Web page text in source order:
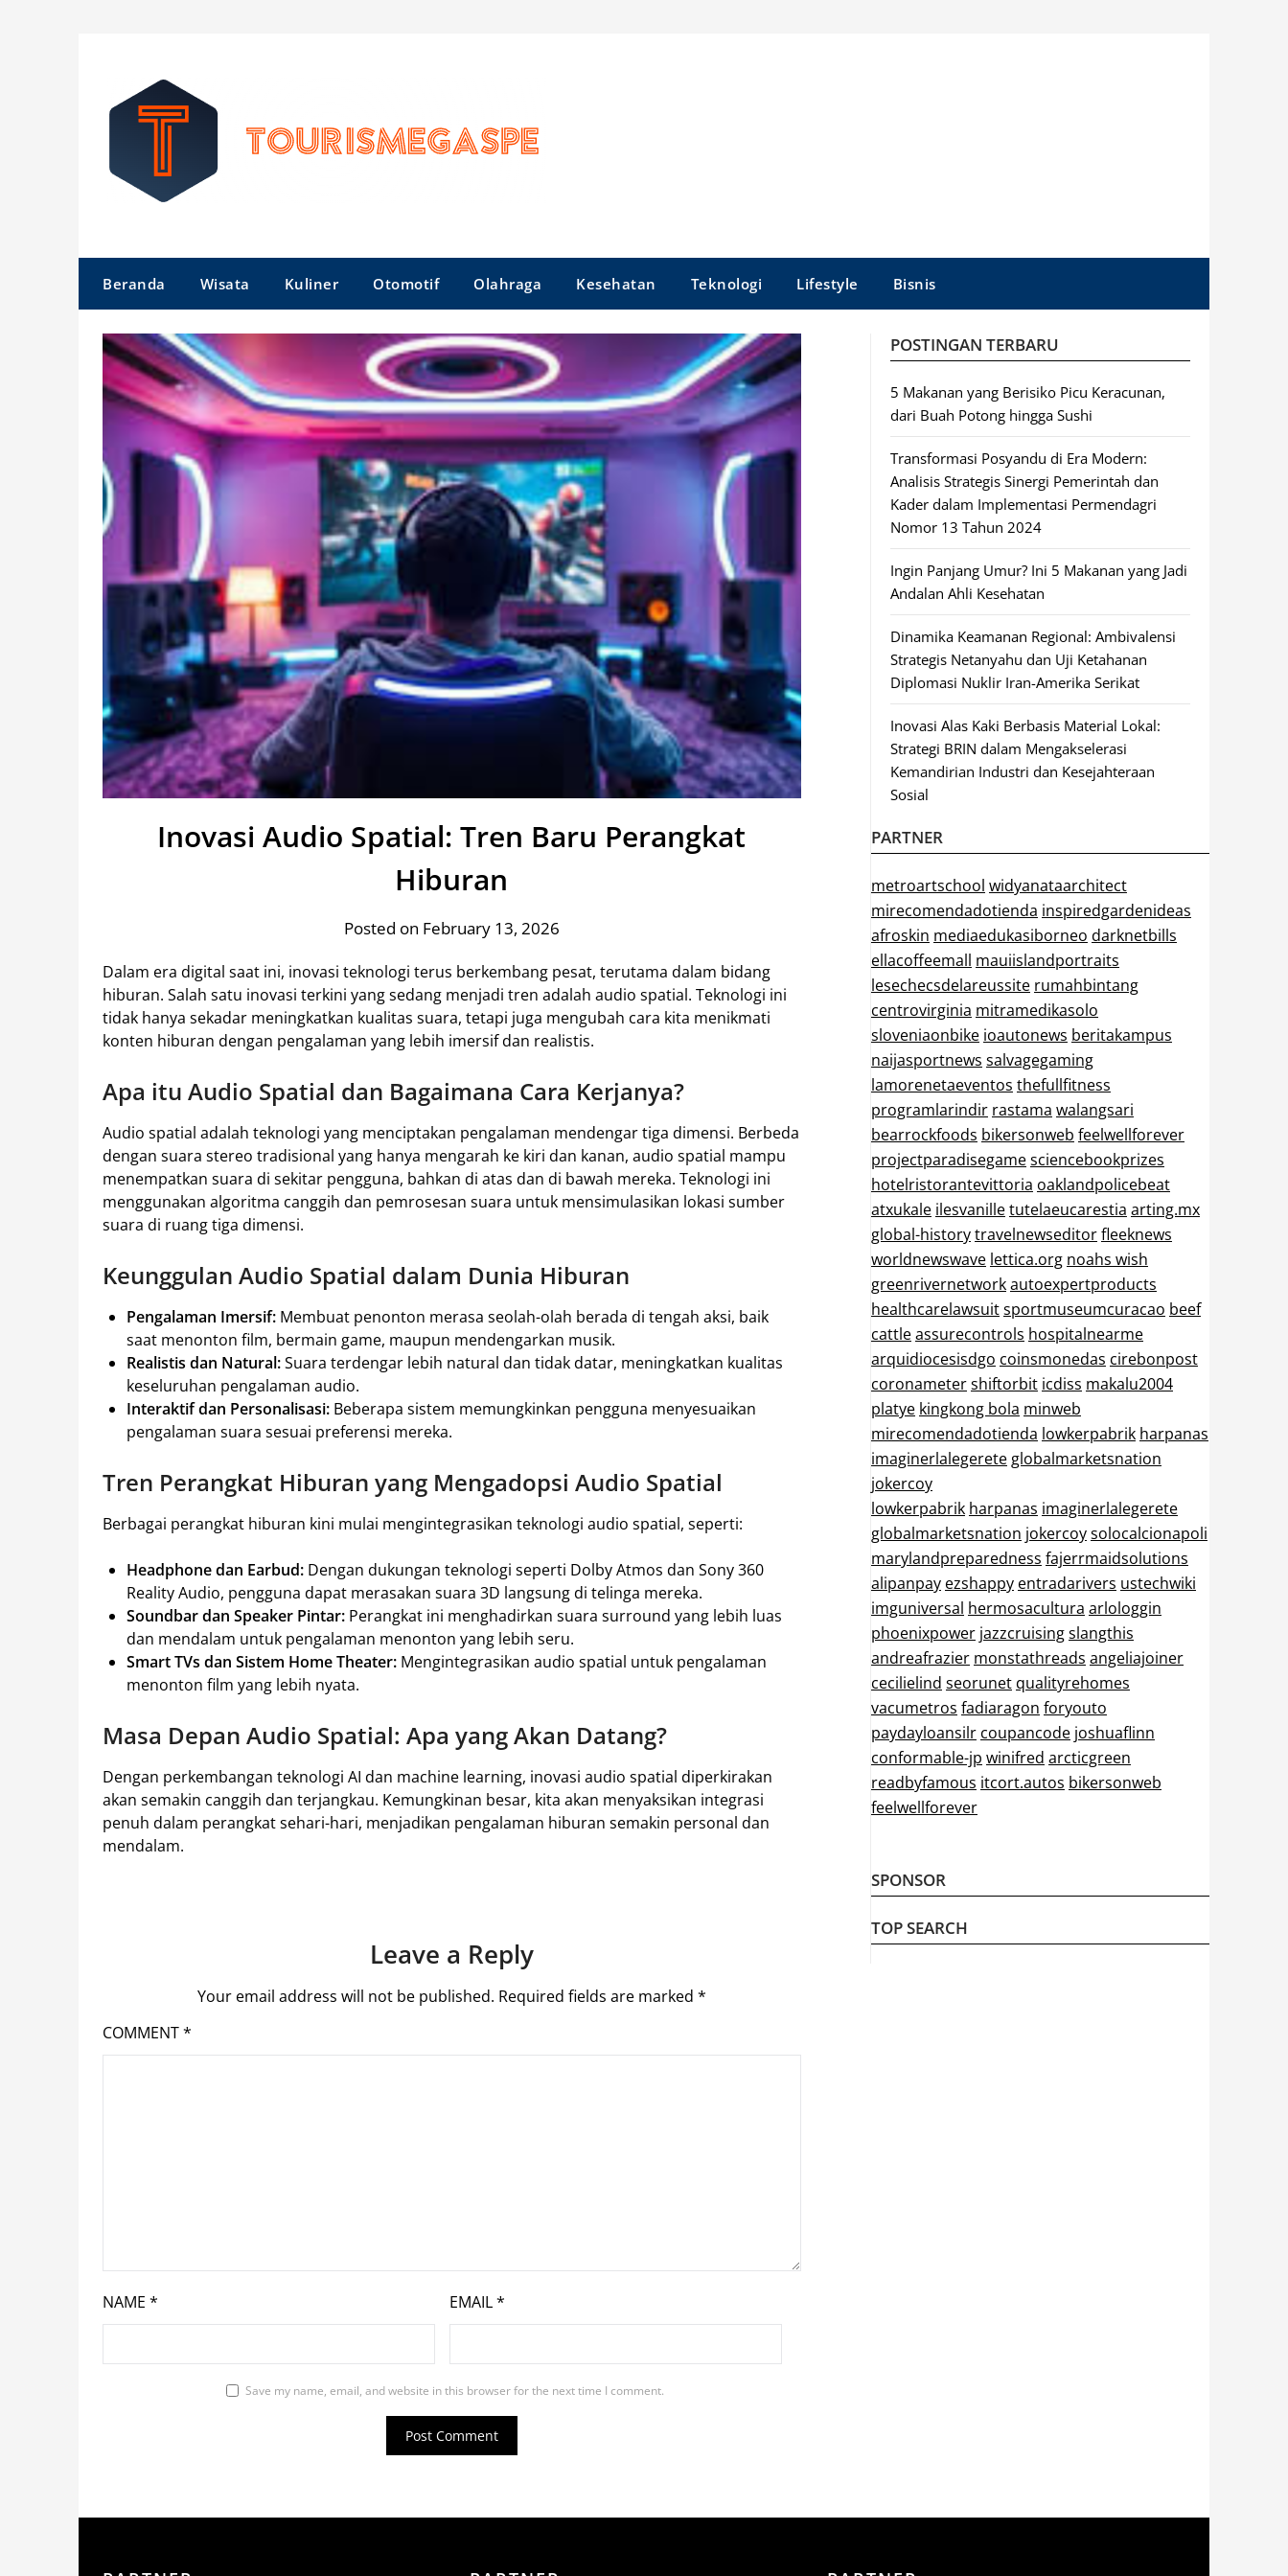
Beranda Wisata Kuliner Otomotif Olahraga Kesehatan Teknologi Lifestyle Bisnis
Inovasi Audio Spatial: Tren Baru Perangkat
Hiburan
Posted on February 13, 2026
Dalam era digital saat ini, inovasi teknologi terus berkembang pesat, terutama dalam bidang
hiburan. Salah satu inovasi terkini yang sedang menjadi tren adalah audio spatial. Teknologi ini
tidak hanya sekadar meningkatkan kualitas suara, tetapi juga mengubah cara kita menikmati
konten hiburan dengan pengalaman yang lebih imersif dan realistis.
Apa itu Audio Spatial dan Bagaimana Cara Kerjanya?
Audio spatial adalah teknologi yang menciptakan pengalaman mendengar tiga dimensi. Berbeda
dengan suara stereo tradisional yang hanya mengarah ke kiri dan kanan, audio spatial mampu
menempatkan suara di sekitar pengguna, bahkan di atas dan di bawah mereka. Teknologi ini
menggunakan algoritma canggih dan pemrosesan suara untuk mensimulasikan lokasi sumber
suara di ruang tiga dimensi.
Keunggulan Audio Spatial dalam Dunia Hiburan
Pengalaman Imersif: Membuat penonton merasa seolah-olah berada di tengah aksi, baik
saat menonton film, bermain game, maupun mendengarkan musik.
Realistis dan Natural:Suara terdengar lebih natural dan tidak datar, meningkatkan kualitas
keseluruhan pengalaman audio.
Interaktif dan Personalisasi: Beberapa sistem memungkinkan pengguna menyesuaikan
pengalaman suara sesuai preferensi mereka.
Tren Perangkat Hiburan yang Mengadopsi Audio Spatial
Berbagai perangkat hiburan kini mulai mengintegrasikan teknologi audio spatial, seperti:
Headphone dan Earbud: Dengan dukungan teknologi seperti Dolby Atmos dan Sony 360
Reality Audio, pengguna dapat merasakan suara 3D langsung di telinga mereka.
Soundbar dan Speaker Pintar: Perangkat ini menghadirkan suara surround yang lebih luas
dan mendalam untuk pengalaman menonton yang lebih seru.
Smart TVs dan Sistem Home Theater: Mengintegrasikan audio spatial untuk pengalaman
menonton film yang lebih nyata.
Masa Depan Audio Spatial: Apa yang Akan Datang?
Dengan perkembangan teknologi AI dan machine learning, inovasi audio spatial diperkirakan
akan semakin canggih dan terjangkau. Kemungkinan besar, kita akan menyaksikan integrasi
penuh dalam perangkat sehari-hari, menjadikan pengalaman hiburan semakin personal dan
mendalam.
Leave a Reply
Your email address will not be published. Required fields are marked *
COMMENT*
NAME * EMAIL*
Save my name, email, and website in this browser for the next time I comment.
POSTINGAN TERBARU
5 Makanan yang Berisiko Picu Keracunan,
dari Buah Potong hingga Sushi
Transformasi Posyandu di Era Modern:
Analisis Strategis Sinergi Pemerintah dan
Kader dalam Implementasi Permendagri
Nomor 13 Tahun 2024
Ingin Panjang Umur? Ini 5 Makanan yang Jadi
Andalan Ahli Kesehatan
Dinamika Keamanan Regional: Ambivalensi
Strategis Netanyahu dan Uji Ketahanan
Diplomasi Nuklir Iran-Amerika Serikat
Inovasi Alas Kaki Berbasis Material Lokal:
Strategi BRIN dalam Mengakselerasi
Kemandirian Industri dan Kesejahteraan
Sosial
PARTNER
metroartschool widyanataarchitect
mirecomendadotienda inspiredgardenideas
afroskin mediaedukasiborneo darknetbills
ellacoffeemall mauiislandportraits
lesechecsdelareussite rumahbintang
centrovirginia mitramedikasolo
sloveniaonbike ioautonews beritakampus
naijasportnews salvagegaming
lamorenetaeventos thefullfitness
programlarindir rastama walangsari
bearrockfoods bikersonweb feelwellforever
projectparadisegamesciencebookprizes
hotelristorantevittoria oaklandpolicebeat
atxukale ilesvanilletutelaeucarestia arting.mx
global-historytravelnewseditorfleeknews
worldnewswave lettica.org noahs wish
greenrivernetworkautoexpertproducts
healthcarelawsuitsportmuseumcuracao beef
cattleassurecontrols hospitalnearme
arquidiocesisdgo coinsmonedas cirebonpost
coronametershiftorbit icdiss makalu2004
platye kingkong bola minweb
mirecomendadotienda lowkerpabrik harpanas
imaginerlalegerete globalmarketsnation
jokercoy
lowkerpabrik harpanas imaginerlalegerete
globalmarketsnation jokercoysolocalcionapoli
marylandpreparedness fajerrmaidsolutions
alipanpay ezshappy entradarivers ustechwiki
imguniversal hermosacultura arlologgin
phoenixpower jazzcruisingslangthis
andreafrazier monstathreads angeliajoiner
cecilielind seorunet qualityrehomes
vacumetros fadiaragon foryouto
paydayloansilr coupancode joshuaflinn
conformable-jp winifred arcticgreen
readbyfamous itcort.autos bikersonweb
feelwellforever
SPONSOR
TOP SEARCH